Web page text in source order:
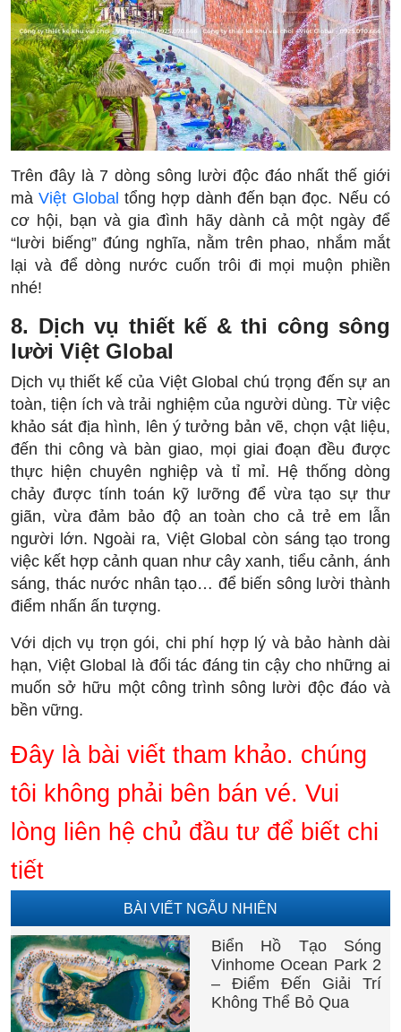
Trên đây là 7 dòng sông lười độc đáo nhất thế giới
màViệt Global tổng hợp dành đến bạn đọc. Nếu có
cơ hội, bạn và gia đình hãy dành cả một ngày để
“lười biếng” đúng nghĩa, nằm trên phao, nhắm mắt
lại và để dòng nước cuốn trôi đi mọi muộn phiền
nhé!
8. Dịch vụ thiết kế & thi công sông
lười Việt Global
Dịch vụ thiết kế của Việt Global chú trọng đến sự an
toàn, tiện ích và trải nghiệm của người dùng. Từ việc
khảo sát địa hình, lên ý tưởng bản vẽ, chọn vật liệu,
đến thi công và bàn giao, mọi giai đoạn đều được
thực hiện chuyên nghiệp và tỉ mỉ. Hệ thống dòng
chảy được tính toán kỹ lưỡng để vừa tạo sự thư
giãn, vừa đảm bảo độ an toàn cho cả trẻ em lẫn
người lớn. Ngoài ra, Việt Global còn sáng tạo trong
việc kết hợp cảnh quan như cây xanh, tiểu cảnh, ánh
sáng, thác nước nhân tạo… để biến sông lười thành
điểm nhấn ấn tượng.
Với dịch vụ trọn gói, chi phí hợp lý và bảo hành dài
hạn, Việt Global là đối tác đáng tin cậy cho những ai
muốn sở hữu một công trình sông lười độc đáo và
bền vững.
Đây là bài viết tham khảo. chúng
tôi không phải bên bán vé. Vui
lòng liên hệ chủ đầu tư để biết chi
tiết
BÀI VIẾT NGẪU NHIÊN
Biển Hồ Tạo Sóng
Vinhome Ocean Park 2
– Điểm Đến Giải Trí
Không Thể Bỏ Qua